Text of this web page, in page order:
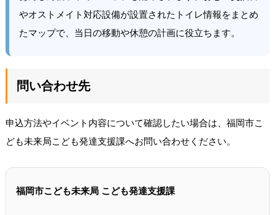
やオストメイト対応設備が設置されたトイレ情報をまとめ
たマップで、当日の移動や休憩の計画に役立ちます。
問い合わせ先
申込方法やイベント内容について確認したい場合は、福岡市こ
ども未来局こども発達支援課へお問い合わせください。
福岡市こども未来局 こども発達支援課